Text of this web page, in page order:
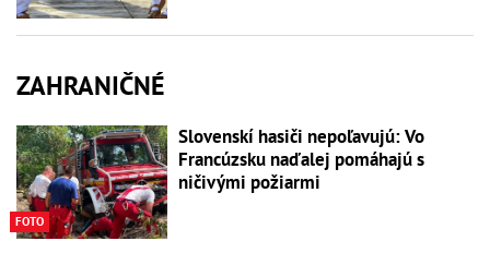
ZAHRANIČNÉ
FOTO
Slovenskí hasiči nepoľavujú: Vo
Francúzsku naďalej pomáhajú s
ničivými požiarmi